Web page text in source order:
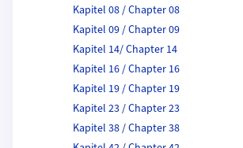
Kapitel 08 / Chapter 08
Kapitel 09 / Chapter 09
Kapitel 14/ Chapter 14
Kapitel 16 / Chapter 16
Kapitel 19 / Chapter 19
Kapitel 23 / Chapter 23
Kapitel 38 / Chapter 38